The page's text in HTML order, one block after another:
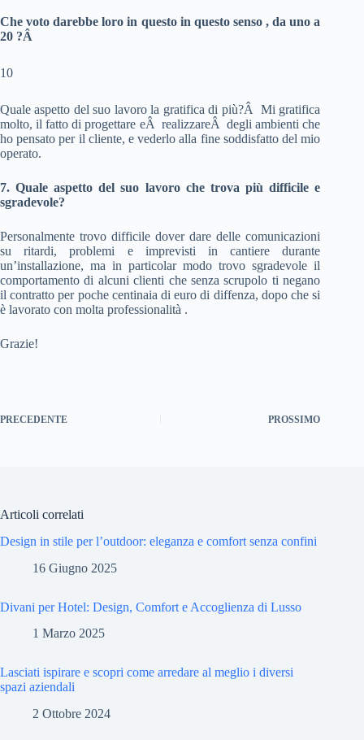
Che voto darebbe loro in questo in questo senso , da uno a
20 ?Â
10
Quale aspetto del suo lavoro la gratifica di più?Â Mi gratifica
molto, il fatto di progettare eÂ realizzareÂ degli ambienti che
ho pensato per il cliente, e vederlo alla fine soddisfatto del mio
operato.
7. Quale aspetto del suo lavoro che trova più difficile e
sgradevole?
Personalmente trovo difficile dover dare delle comunicazioni
su ritardi, problemi e imprevisti in cantiere durante
un’installazione, ma in particolar modo trovo sgradevole il
comportamento di alcuni clienti che senza scrupolo ti negano
il contratto per poche centinaia di euro di diffenza, dopo che si
è lavorato con molta professionalità .
Grazie!
PRECEDENTE PROSSIMO
Articoli correlati
Design in stile per l’outdoor: eleganza e comfort senza confini
16 Giugno 2025
Divani per Hotel: Design, Comfort e Accoglienza di Lusso
1 Marzo 2025
Lasciati ispirare e scopri come arredare al meglio i diversi
spazi aziendali
2 Ottobre 2024